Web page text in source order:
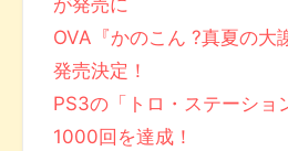
が発売に
OVA『かのこん ?真夏の大
発売決定！
PS3の「トロ・ステーショ
1000回を達成！